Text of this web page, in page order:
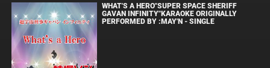
WHAT'S A HERO"SUPER SPACE SHERIFF
GAVAN INFINITY"KARAOKE ORIGINALLY
PERFORMED BY :MAY'N - SINGLE